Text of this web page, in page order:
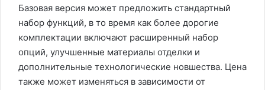
Базовая версия может предложить стандартный
набор функций, в то время как более дорогие
комплектации включают расширенный набор
опций, улучшенные материалы отделки и
дополнительные технологические новшества. Цена
также может изменяться в зависимости от